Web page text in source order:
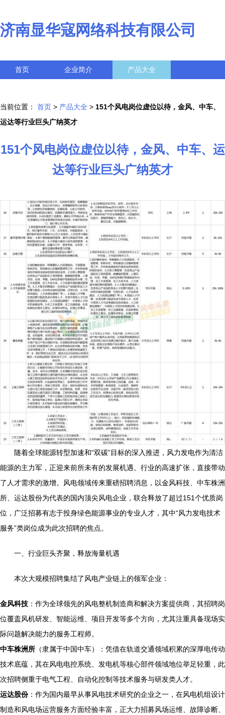
济南显华寇网络科技有限公司
首页 企业简介 产品大全
当前位置： 首页 > 产品大全 > 151个风电岗位虚位以待，金风、中车、
运达等行业巨头广纳英才
151个风电岗位虚位以待，金风、中车、运
达等行业巨头广纳英才
随着全球能源转型加速和“双碳”目标的深入推进，风力发电作为清洁
能源的主力军，正迎来前所未有的发展机遇。行业的高速扩张，直接带动
了人才需求的激增。风电领域传来重磅招聘消息，以金风科技、中车株洲
所、运达股份为代表的国内顶尖风电企业，联合释放了超过151个优质岗
位，广泛招募有志于投身绿色能源事业的专业人才，其中“风力发电技术
服务”类岗位成为此次招聘的焦点。
一、行业巨头齐聚，释放海量机遇
本次大规模招聘集结了风电产业链上的领军企业：
金风科技 ：作为全球领先的风电整机制造商和解决方案提供商，其招聘岗
位覆盖风机研发、智能运维、项目开发等多个方向，尤其注重具备现场实
际问题解决能力的服务工程师。
中车株洲所 （隶属于中国中车）：凭借在轨道交通领域积累的深厚电传动
技术底蕴，其在风电电控系统、发电机等核心部件领域地位举足轻重，此
次招聘侧重于电气工程、自动化控制等技术服务与研发类人才。
运达股份：作为国内最早从事风电技术研究的企业之一，在风电机组设计
制造和风电场运营服务方面经验丰富，正大力招募风场运维、故障诊断、